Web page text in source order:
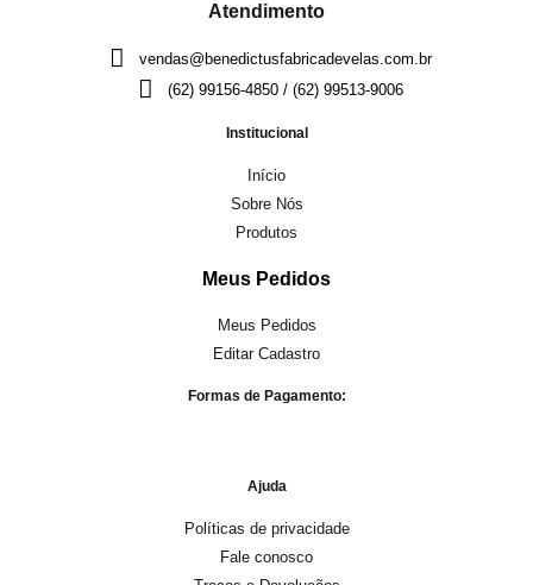
Atendimento
vendas@benedictusfabricadevelas.com.br
(62) 99156-4850 / (62) 99513-9006
Institucional
Início
Sobre Nós
Produtos
Meus Pedidos
Meus Pedidos
Editar Cadastro
Formas de Pagamento:
Ajuda
Políticas de privacidade
Fale conosco